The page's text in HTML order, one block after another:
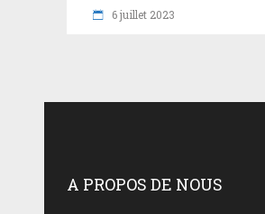
6 juillet 2023
A PROPOS DE NOUS